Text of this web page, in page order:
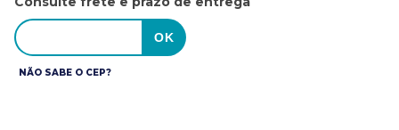
NÃO SABE O CEP?